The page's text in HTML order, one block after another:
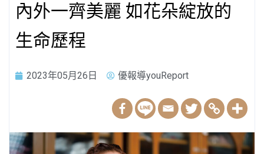
內外一齊美麗 如花朵綻放的
生命歷程
2023年05月26日 優報導youReport